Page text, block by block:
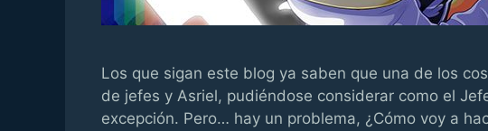
Los que sigan este blog ya saben que una de los
de jefes y Asriel, pudiéndose considerar como el
excepción. Pero… hay un problema, ¿Cómo voy a